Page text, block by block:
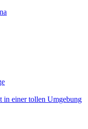
in einer tollen Umgebung